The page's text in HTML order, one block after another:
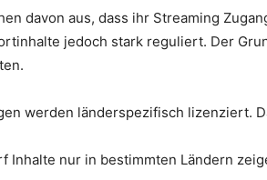
davon aus, dass ihr Streaming
jedoch stark reguliert. Der
werden länderspezifisch lizenziert.
Inhalte nur in bestimmten Ländern